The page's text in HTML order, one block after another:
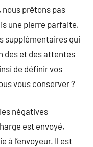
prêtons pas
une pierre parfaite,
supplémentaires qui
des et des attentes
de définir vos
vous conserver ?
négatives
est envoyé,
à l’envoyeur. Il est